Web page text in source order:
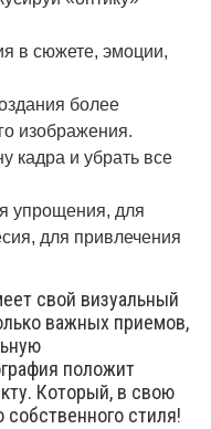
в сюжете, эмоции,
более
изображения.
кадра и убрать все
упрощения, для
для привлечения
свой визуальный
важных приемов,
положит
Который, в свою
стиля!